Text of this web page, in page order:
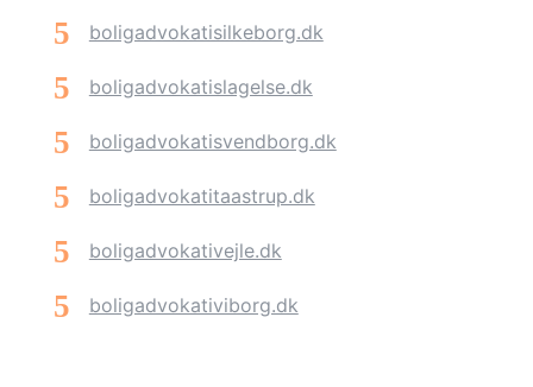
boligadvokatisilkeborg.dk
boligadvokatislagelse.dk
boligadvokatisvendborg.dk
boligadvokatitaastrup.dk
boligadvokativejle.dk
boligadvokativiborg.dk